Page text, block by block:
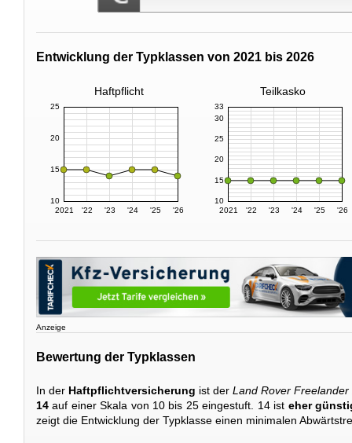
Entwicklung der Typklassen von 2021 bis 2026
Haftpflicht Teilkasko
2021 '22 '23 '24 '25 '26
10
15
20
25
2021 '22 '23 '24 '25 '26
10
15
20
25
30
33
Anzeige
Bewertung der Typklassen
In der Haftpflichtversicherung ist der Land Rover Freelander
14 auf einer Skala von 10 bis 25 eingestuft. 14 ist eher
zeigt die Entwicklung der Typklasse einen minimalen